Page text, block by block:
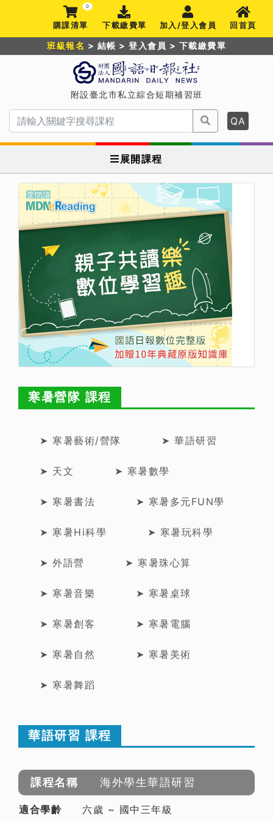
0
購課清單 下載繳費單 加入/登入會員 回首頁
附設臺北市私立綜合短期補習班
QA
展開課程
班級報名 > 結帳 > 登入會員 > 下載繳費單
寒暑營隊 課程
➤ 寒暑藝術/營隊 ➤ 華語研習
➤ 天文 ➤ 寒暑數學
➤ 寒暑書法 ➤ 寒暑多元FUN學
➤ 寒暑Hi科學 ➤ 寒暑玩科學
➤ 外語營 ➤ 寒暑珠心算
➤ 寒暑音樂 ➤ 寒暑桌球
➤ 寒暑創客 ➤ 寒暑電腦
➤ 寒暑自然 ➤ 寒暑美術
➤ 寒暑舞蹈
華語研習 課程
海外學生華語研習
六歲 ~ 國中三年級